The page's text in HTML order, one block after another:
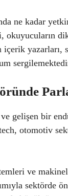
ne kadar
okuyucuların
içerik
gelişen bir
otomotiv
ve
sektörde